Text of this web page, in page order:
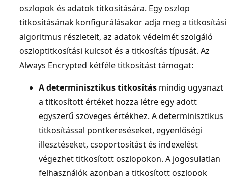
oszlopok és adatok titkosítására. Egy oszlop
titkosításának konfigurálásakor adja meg a titkosítási
algoritmus részleteit, az adatok védelmét szolgáló
oszloptitkosítási kulcsot és a titkosítás típusát. Az
Always Encrypted kétféle titkosítást támogat:
A determinisztikus titkosítás mindig ugyanazt
a titkosított értéket hozza létre egy adott
egyszerű szöveges értékhez. A determinisztikus
titkosítással pontkereséseket, egyenlőségi
illesztéseket, csoportosítást és indexelést
végezhet titkosított oszlopokon. A jogosulatlan
felhasználók azonban a titkosított oszlopok